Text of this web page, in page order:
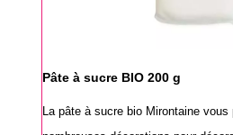
Pâte à sucre BIO 200 g
La pâte à sucre bio Mirontaine